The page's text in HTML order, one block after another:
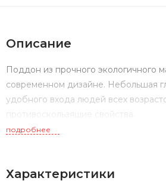
Описание
Поддон из прочного экологичного
современном дизайне. Небольшая
удобного входа людей всех
противоскользящие свойства.
подробнее
Характеристики